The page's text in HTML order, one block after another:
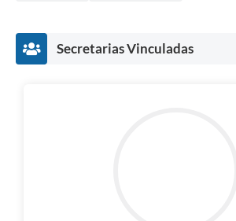
Secretarias Vinculadas